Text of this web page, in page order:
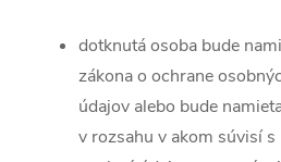
dotknutá osoba bude
zákona o ochrane
údajov alebo bude
v rozsahu v akom súvisí